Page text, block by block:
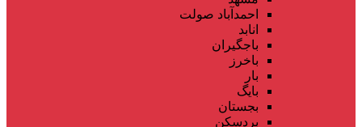
احمدآباد صولت
انابد
باجگیران
باخرز
بار
بایگ
بجستان
بردسکن